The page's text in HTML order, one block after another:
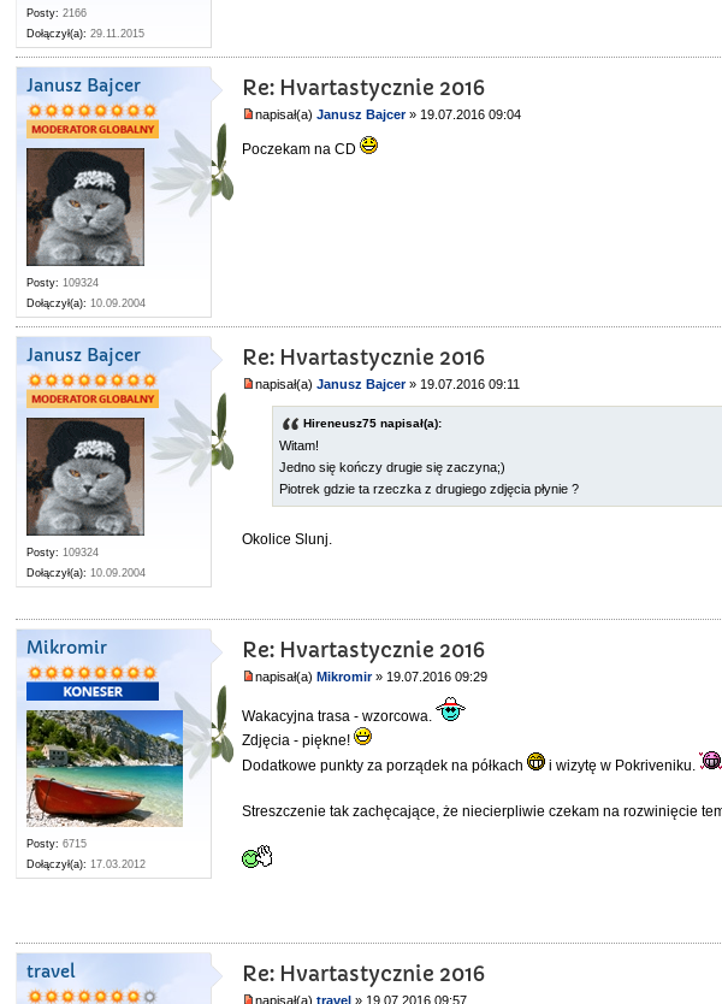
Posty: 2166
Dołączył(a): 29.11.2015
Janusz Bajcer
Posty: 109324
Dołączył(a): 10.09.2004
Re: Hvartastycznie 2016
napisał(a)Janusz Bajcer» 19.07.2016 09:04
Poczekam na CD
Janusz Bajcer
Posty: 109324
Dołączył(a): 10.09.2004
Re: Hvartastycznie 2016
napisał(a)Janusz Bajcer» 19.07.2016 09:11
Hireneusz75 napisał(a):
Witam!
Jedno się kończy drugie się zaczyna;)
Piotrek gdzie ta rzeczka z drugiego zdjęcia płynie ?
Okolice Slunj.
Mikromir
Posty: 6715
Dołączył(a): 17.03.2012
Re: Hvartastycznie 2016
napisał(a)Mikromir» 19.07.2016 09:29
Wakacyjna trasa - wzorcowa.
Zdjęcia - piękne!
Dodatkowe punkty za porządek na półkach
i wizytę w Pokriveniku.
Streszczenie tak zachęcające, że niecierpliwie czekam na rozwinięcie
travel Re: Hvartastycznie 2016
napisał(a)travel » 19.07.2016 09:57